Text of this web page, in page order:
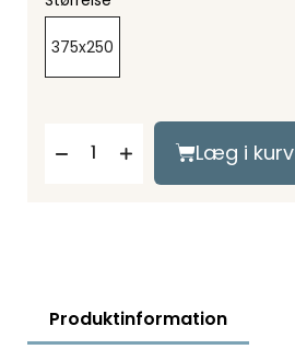
375x250
Læg i kurv
Produktinformation